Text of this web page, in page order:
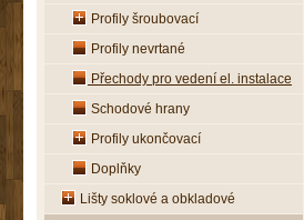
Profily šroubovací
Profily nevrtané
Přechody pro vedení el. instalace
Schodové hrany
Profily ukončovací
Doplňky
Lišty soklové a obkladové